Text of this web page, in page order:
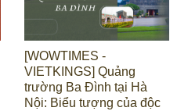
[WOWTIMES -
VIETKINGS] Quảng
trường Ba Đình tại Hà
Nội: Biểu tượng của độc